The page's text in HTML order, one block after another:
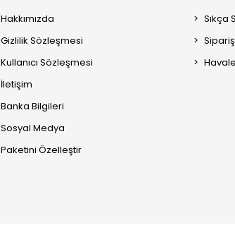
Hakkımızda
Gizlilik Sözleşmesi
Kullanıcı Sözleşmesi
İletişim
Banka Bilgileri
Sosyal Medya
Paketini Özelleştir
Sıkça